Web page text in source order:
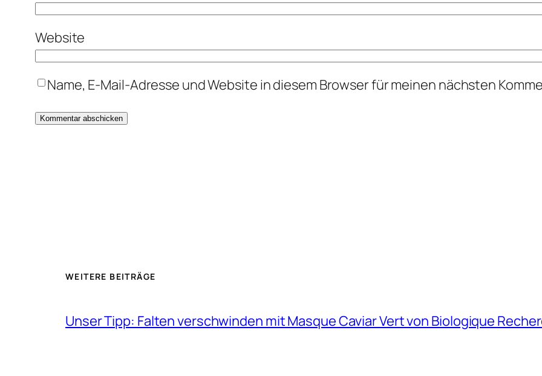
Website
Name, E-Mail-Adresse und Website in diesem Browser für meinen nächsten
WEITERE BEITRÄGE
Unser Tipp: Falten verschwinden mit Masque Caviar Vert von Biologique